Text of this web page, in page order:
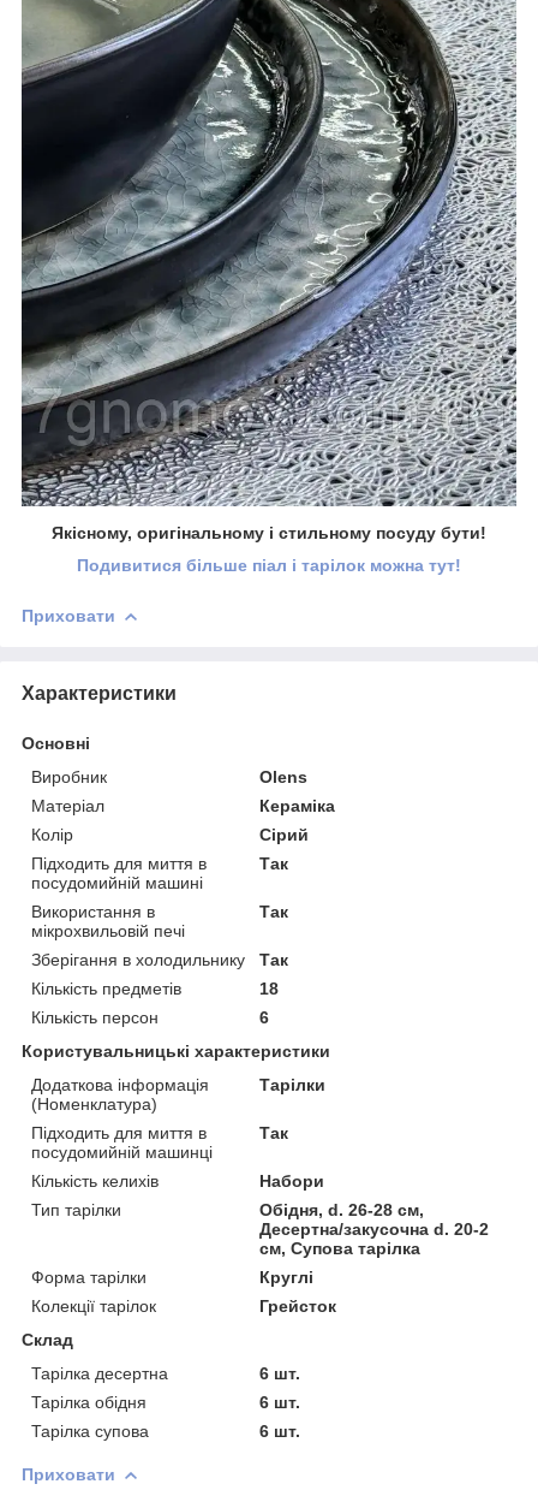
Якісному, оригінальному і стильному посуду бути!
Подивитися більше піал і тарілок можна тут!
Приховати
Характеристики
Основні
Виробник
Olens
Матеріал
Кераміка
Колір
Сірий
Підходить для миття в
посудомийній машині
Так
Використання в
мікрохвильовій печі
Так
Зберігання в холодильнику
Так
Кількість предметів
18
Кількість персон
6
Користувальницькі характеристики
Додаткова інформація
(Номенклатура)
Тарілки
Підходить для миття в
посудомийній машинці
Так
Кількість келихів
Набори
Тип тарілки
Обідня, d. 26-28 см,
Десертна/закусочна d. 20-2
см, Супова тарілка
Форма тарілки
Круглі
Колекції тарілок
Грейсток
Склад
Тарілка десертна
6 шт.
Тарілка обідня
6 шт.
Тарілка супова
6 шт.
Приховати